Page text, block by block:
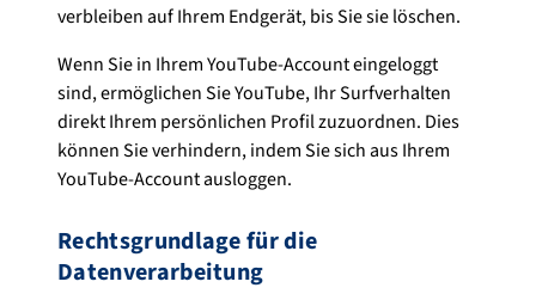
verbleiben auf Ihrem Endgerät, bis Sie sie löschen.
Wenn Sie in Ihrem YouTube-Account eingeloggt
sind, ermöglichen Sie YouTube, Ihr Surfverhalten
direkt Ihrem persönlichen Profil zuzuordnen. Dies
können Sie verhindern, indem Sie sich aus Ihrem
YouTube-Account ausloggen.
Rechtsgrundlage für die
Datenverarbeitung